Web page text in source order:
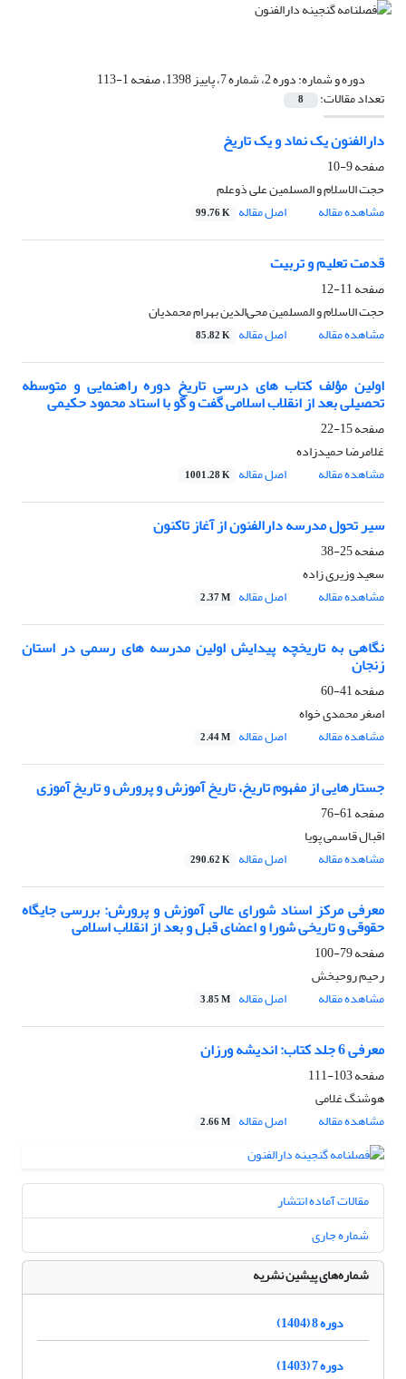
دوره و شماره:دوره 2، شماره 7، پاییز 1398، صفحه 1-113
تعداد مقالات: 8
دارالفنون یک نماد و یک تاریخ
صفحه9-10
حجت الاسلام و المسلمین علی ذوعلم
مشاهده مقاله
اصل مقاله 99.76 K
قدمت تعلیم و تربیت
صفحه11-12
حجت الاسلام و المسلمین محی‌الدین بهرام محمدیان
مشاهده مقاله
اصل مقاله 85.82 K
اولین مؤلف کتاب های درسی تاریخ دوره راهنمایی و متوسطه
تحصیلی بعد از انقلاب اسلامی گفت و گو با استاد محمود حکیمی
صفحه15-22
غلامرضا حمیدزاده
مشاهده مقاله
اصل مقاله 1001.28 K
سیر تحول مدرسه دارالفنون از آغاز تاکنون
صفحه25-38
سعید وزیری زاده
مشاهده مقاله
اصل مقاله 2.37 M
نگاهی به تاریخچه پیدایش اولین مدرسه های رسمی در استان
زنجان
صفحه41-60
اصغر محمدی خواه
مشاهده مقاله
اصل مقاله 2.44 M
جستارهایی از مفهوم تاریخ، تاریخ آموزش و پرورش و تاریخ آموزی
صفحه61-76
اقبال قاسمی پویا
مشاهده مقاله
اصل مقاله 290.62 K
معرفی مرکز اسناد شورای عالی آموزش و پرورش: بررسی جایگاه
حقوقی و تاریخی شورا و اعضای قبل و بعد از انقلاب اسلامی
صفحه79-100
رحیم روحبخش
مشاهده مقاله
اصل مقاله 3.85 M
معرفی 6 جلد کتاب: اندیشه ورزان
صفحه103-111
هوشنگ غلامی
مشاهده مقاله
اصل مقاله 2.66 M
مقالات آماده انتشار
شماره جاری
شماره‌های پیشین نشریه
دوره 8 (1404)
دوره 7 (1403)